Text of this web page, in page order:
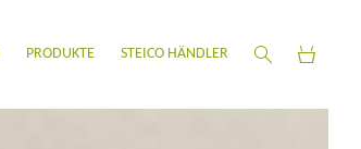
PRODUKTE STEICO HÄNDLER